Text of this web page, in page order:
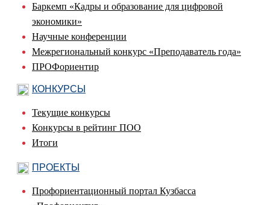
Баркемп «Кадры и образование для цифровой
экономики»
Научные конференции
Межрегиональный конкурс «Преподаватель года»
ПРОФориентир
КОНКУРСЫ
Текущие конкурсы
Конкурсы в рейтинг ПОО
Итоги
ПРОЕКТЫ
Профориентационный портал Кузбасса